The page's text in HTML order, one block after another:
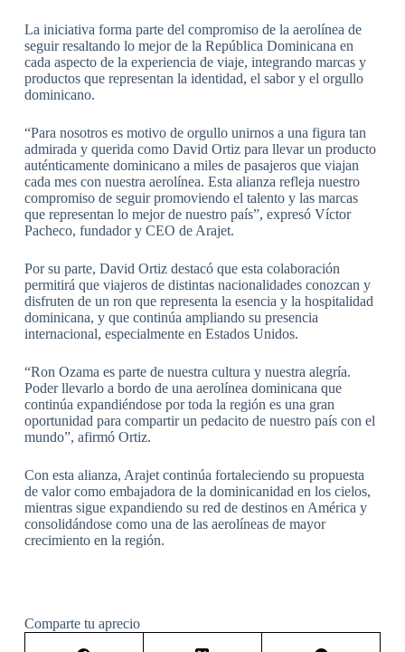
La iniciativa forma parte del compromiso de la aerolínea de
seguir resaltando lo mejor de la República Dominicana en
cada aspecto de la experiencia de viaje, integrando marcas y
productos que representan la identidad, el sabor y el orgullo
dominicano.
“Para nosotros es motivo de orgullo unirnos a una figura tan
admirada y querida como David Ortiz para llevar un producto
auténticamente dominicano a miles de pasajeros que viajan
cada mes con nuestra aerolínea. Esta alianza refleja nuestro
compromiso de seguir promoviendo el talento y las marcas
que representan lo mejor de nuestro país”, expresó Víctor
Pacheco, fundador y CEO de Arajet.
Por su parte, David Ortiz destacó que esta colaboración
permitirá que viajeros de distintas nacionalidades conozcan y
disfruten de un ron que representa la esencia y la hospitalidad
dominicana, y que continúa ampliando su presencia
internacional, especialmente en Estados Unidos.
“Ron Ozama es parte de nuestra cultura y nuestra alegría.
Poder llevarlo a bordo de una aerolínea dominicana que
continúa expandiéndose por toda la región es una gran
oportunidad para compartir un pedacito de nuestro país con el
mundo”, afirmó Ortiz.
Con esta alianza, Arajet continúa fortaleciendo su propuesta
de valor como embajadora de la dominicanidad en los cielos,
mientras sigue expandiendo su red de destinos en América y
consolidándose como una de las aerolíneas de mayor
crecimiento en la región.
Comparte tu aprecio